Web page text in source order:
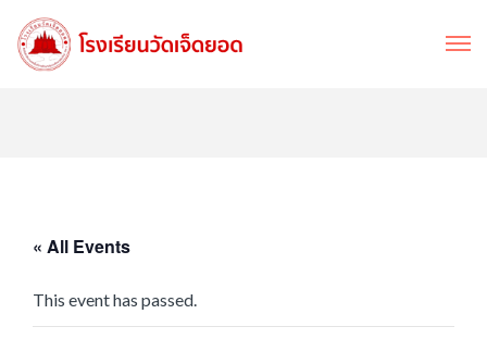
« All Events
This event has passed.